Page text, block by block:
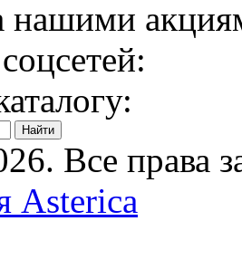
нашими
Все права
Asterica